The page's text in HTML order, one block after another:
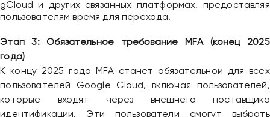
gCloud и других связанных платформах, предоставляя
пользователям время для перехода.
Этап 3: Обязательное требование MFA (конец 2025
года)
К концу 2025 года MFA станет обязательной для всех
пользователей Google Cloud, включая пользователей,
которые входят через внешнего поставщика
идентификации. Эти пользователи смогут выбрать